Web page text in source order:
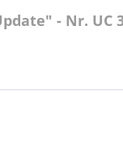
- Nr. UC